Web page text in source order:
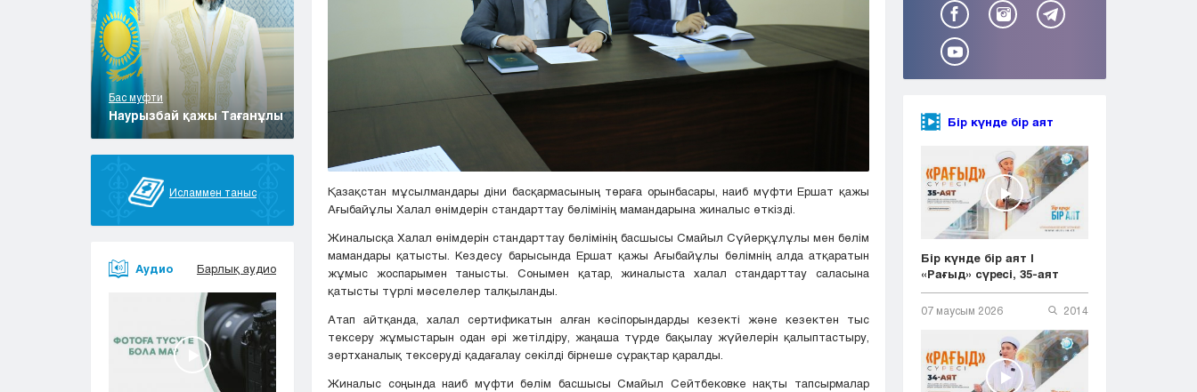
Бас муфти
Наурызбай қажы Тағанұлы
Исламмен таныс
Аудио Барлық аудио
Қазақстан мұсылмандары діни басқармасының төраға орынбасары, наиб мүфти Ершат қажы
Ағыбайұлы Халал өнімдерін стандарттау бөлімінің мамандарына жиналыс өткізді.
Жиналысқа Халал өнімдерін стандарттау бөлімінің басшысы Смайыл Сүйерқұлұлы мен бөлім
мамандары қатысты. Кездесу барысында Ершат қажы Ағыбайұлы бөлімнің алда атқаратын
жұмыс жоспарымен танысты. Сонымен қатар, жиналыста халал стандарттау саласына
қатысты түрлі мәселелер талқыланды.
Атап айтқанда, халал сертификатын алған кәсіпорындарды кезекті және кезектен тыс
тексеру жұмыстарын одан әрі жетілдіру, жаңаша түрде бақылау жүйелерін қалыптастыру,
зертханалық тексеруді қадағалау секілді бірнеше сұрақтар қаралды.
Жиналыс соңында наиб мүфти бөлім басшысы Смайыл Сейтбековке нақты тапсырмалар
Бір күнде бір аят
Бір күнде бір аят |
«Рағыд» сүресі, 35-аят
07 маусым 2026 2014